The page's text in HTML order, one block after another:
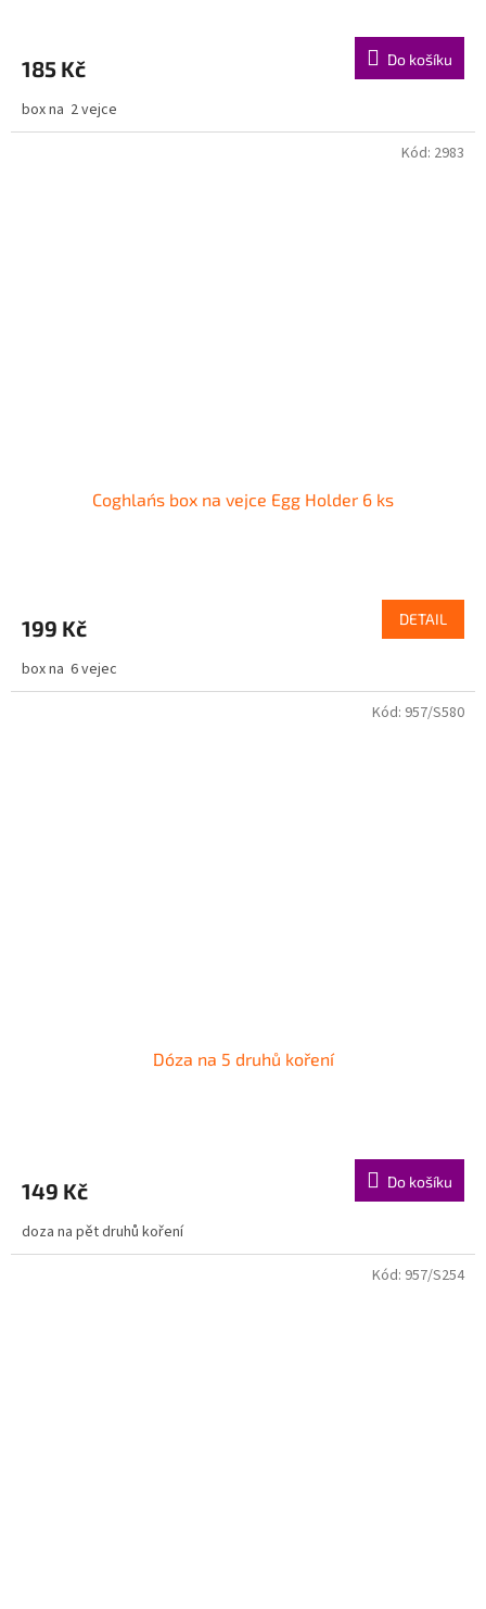
185 Kč Do košíku
box na 2 vejce
Coghlan´s box na vejce Egg Holder 6 ks
199 Kč DETAIL
box na 6 vejec
Kód: 2983
Dóza na 5 druhů koření
149 Kč Do košíku
doza na pět druhů koření
Kód: 957/S580
Kód: 957/S254